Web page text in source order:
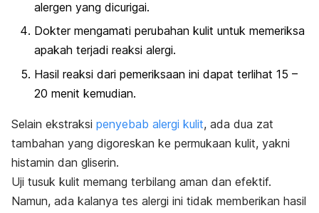
alergen yang dicurigai.
Dokter mengamati perubahan kulit untuk memeriksa
apakah terjadi reaksi alergi.
Hasil reaksi dari pemeriksaan ini dapat terlihat 15 –
20 menit kemudian.
Selain ekstraksi penyebab alergi kulit, ada dua zat
tambahan yang digoreskan ke permukaan kulit, yakni
histamin dan gliserin.
Uji tusuk kulit memang terbilang aman dan efektif.
Namun, ada kalanya tes alergi ini tidak memberikan hasil